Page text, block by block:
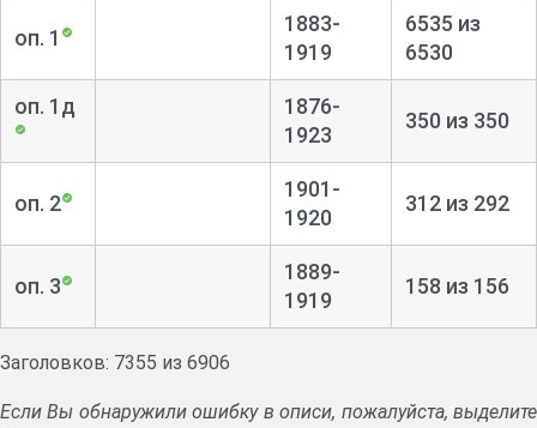
оп. 1
1883-
1919
6535 из
6530
оп. 1д
1876-
1923
350 из 350
оп. 2
1901-
1920
312 из 292
оп. 3
1889-
1919
158 из 156
Заголовков: 7355 из 6906
Если Вы обнаружили ошибку в описи, пожалуйста, выделите